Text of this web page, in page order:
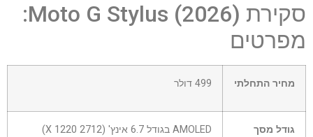
סקירת Moto G Stylus (2026):
מפרטים
מחיר התחלתי 499 דולר
גודל מסך AMOLED בגודל 6.7 אינץ' (2712 X 1220)